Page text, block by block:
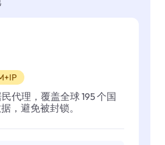
民代理，覆盖全球 195 个国
，避免被封锁。